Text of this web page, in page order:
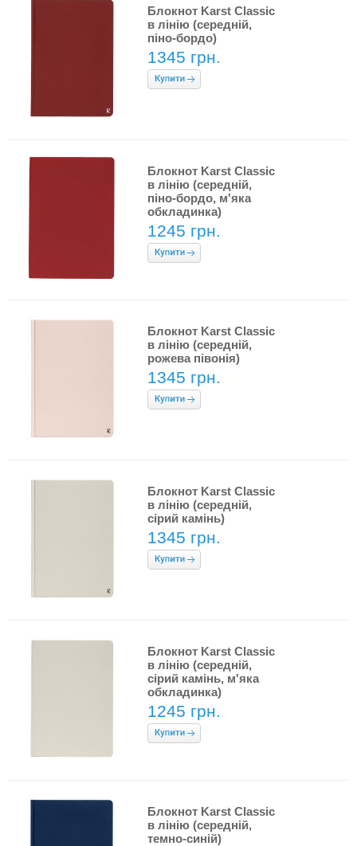
Блокнот Karst Classic
в лінію (середній,
піно-бордо)
1345 грн.
Блокнот Karst Classic
в лінію (середній,
піно-бордо, м'яка
обкладинка)
1245 грн.
Блокнот Karst Classic
в лінію (середній,
рожева півонія)
1345 грн.
Блокнот Karst Classic
в лінію (середній,
сірий камінь)
1345 грн.
Блокнот Karst Classic
в лінію (середній,
сірий камінь, м'яка
обкладинка)
1245 грн.
Блокнот Karst Classic
в лінію (середній,
темно-синій)